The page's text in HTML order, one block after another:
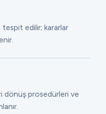
tespit edilir; kararlar
dönüş prosedürleri ve